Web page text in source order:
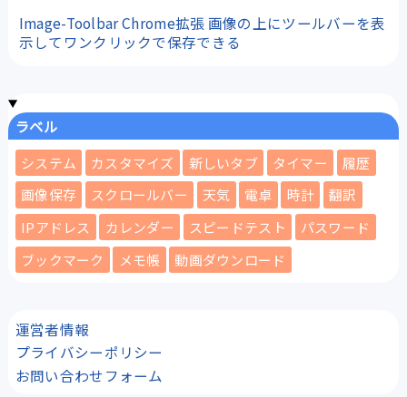
Image-Toolbar Chrome拡張 画像の上にツールバーを表
示してワンクリックで保存できる
ラベル
システム カスタマイズ 新しいタブ タイマー
履歴
画像保存
スクロールバー 天気 電卓 時計
翻訳
IPアドレス
カレンダー スピードテスト
パスワード
ブックマーク
メモ帳 動画ダウンロード
運営者情報
プライバシーポリシー
お問い合わせフォーム